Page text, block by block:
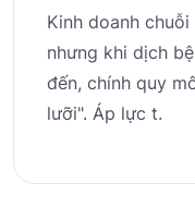
Kinh doanh
nhưng khi dịch
đến, chính quy
lưỡi". Áp lực t.